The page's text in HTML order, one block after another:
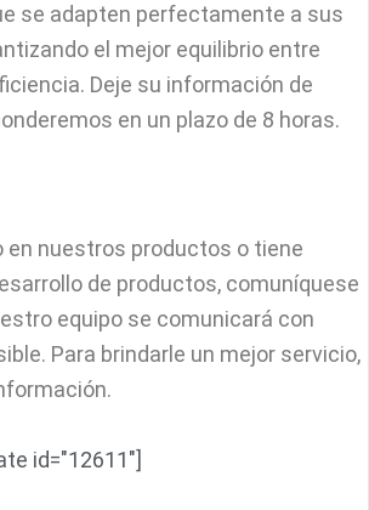
se adapten perfectamente a sus
el mejor equilibrio entre
Deje su información de
en un plazo de 8 horas.
en nuestros productos o tiene
de productos, comuníquese
equipo se comunicará con
Para brindarle un mejor servicio,
id="12611"]